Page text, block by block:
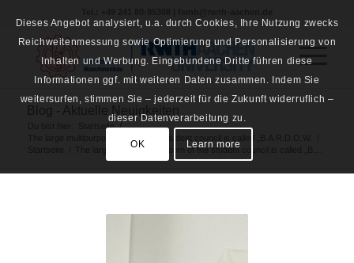
Startseite /
The large multipurpose room of the student council is called „B....
Dieses Angebot analysiert, u.a. durch Cookies, Ihre Nutzung zwecks
Reichweitenmessung sowie Optimierung und Personalisierung von
Inhalten und Werbung. Eingebundene Dritte führen diese
Informationen ggf. mit weiteren Daten zusammen. Indem Sie
weitersurfen, stimmen Sie – jederzeit für die Zukunft widerruflich –
dieser Datenverarbeitung zu.
OK Learn more